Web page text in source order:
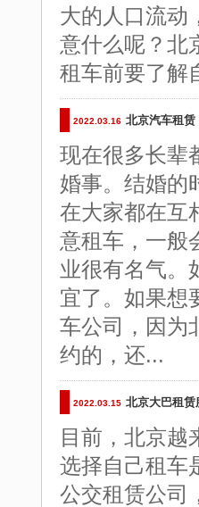
大的人口流动
意什么呢？北
租车前要了解
2022.03.16 北京汽车租
现在很多长辈
婚事。结婚的
在大家都在互
意租车，一般
业很有名气。
宜了。如果想
车公司，因为
约的，还...
2022.03.15 北京大巴租
目前，北京越
选择自己租车
公交租赁公司